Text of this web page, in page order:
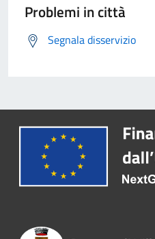
Problemi in città
Segnala disservizio